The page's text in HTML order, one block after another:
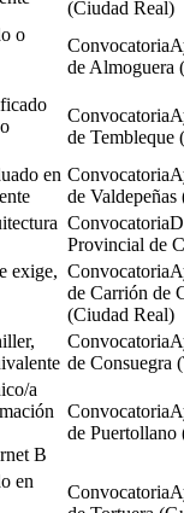
(Ciudad Real)
o
de Almoguera
de Tembleque
en
de
Provincial de
exige,
de Carrión de
(Ciudad Real)
de Consuegra
a
B
de Puertollano
en